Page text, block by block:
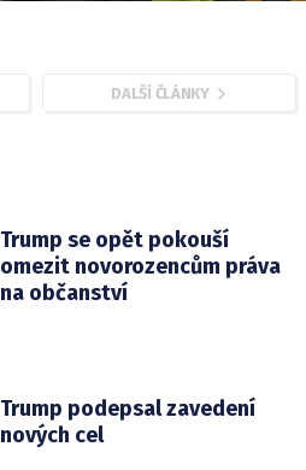
DALŠÍ ČLÁNKY
Trump se opět pokouší
omezit novorozencům práva
na občanství
Trump podepsal zavedení
nových cel